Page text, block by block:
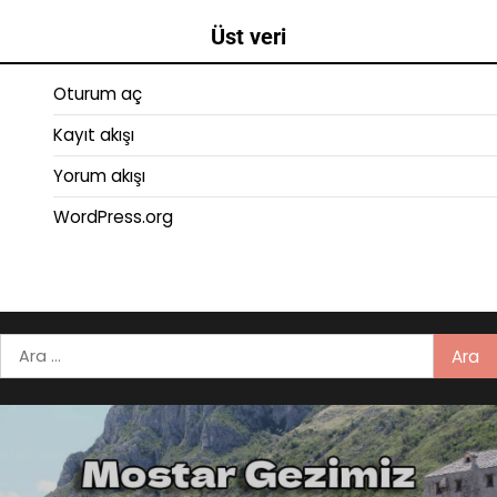
Üst veri
Oturum aç
Kayıt akışı
Yorum akışı
WordPress.org
Arama: